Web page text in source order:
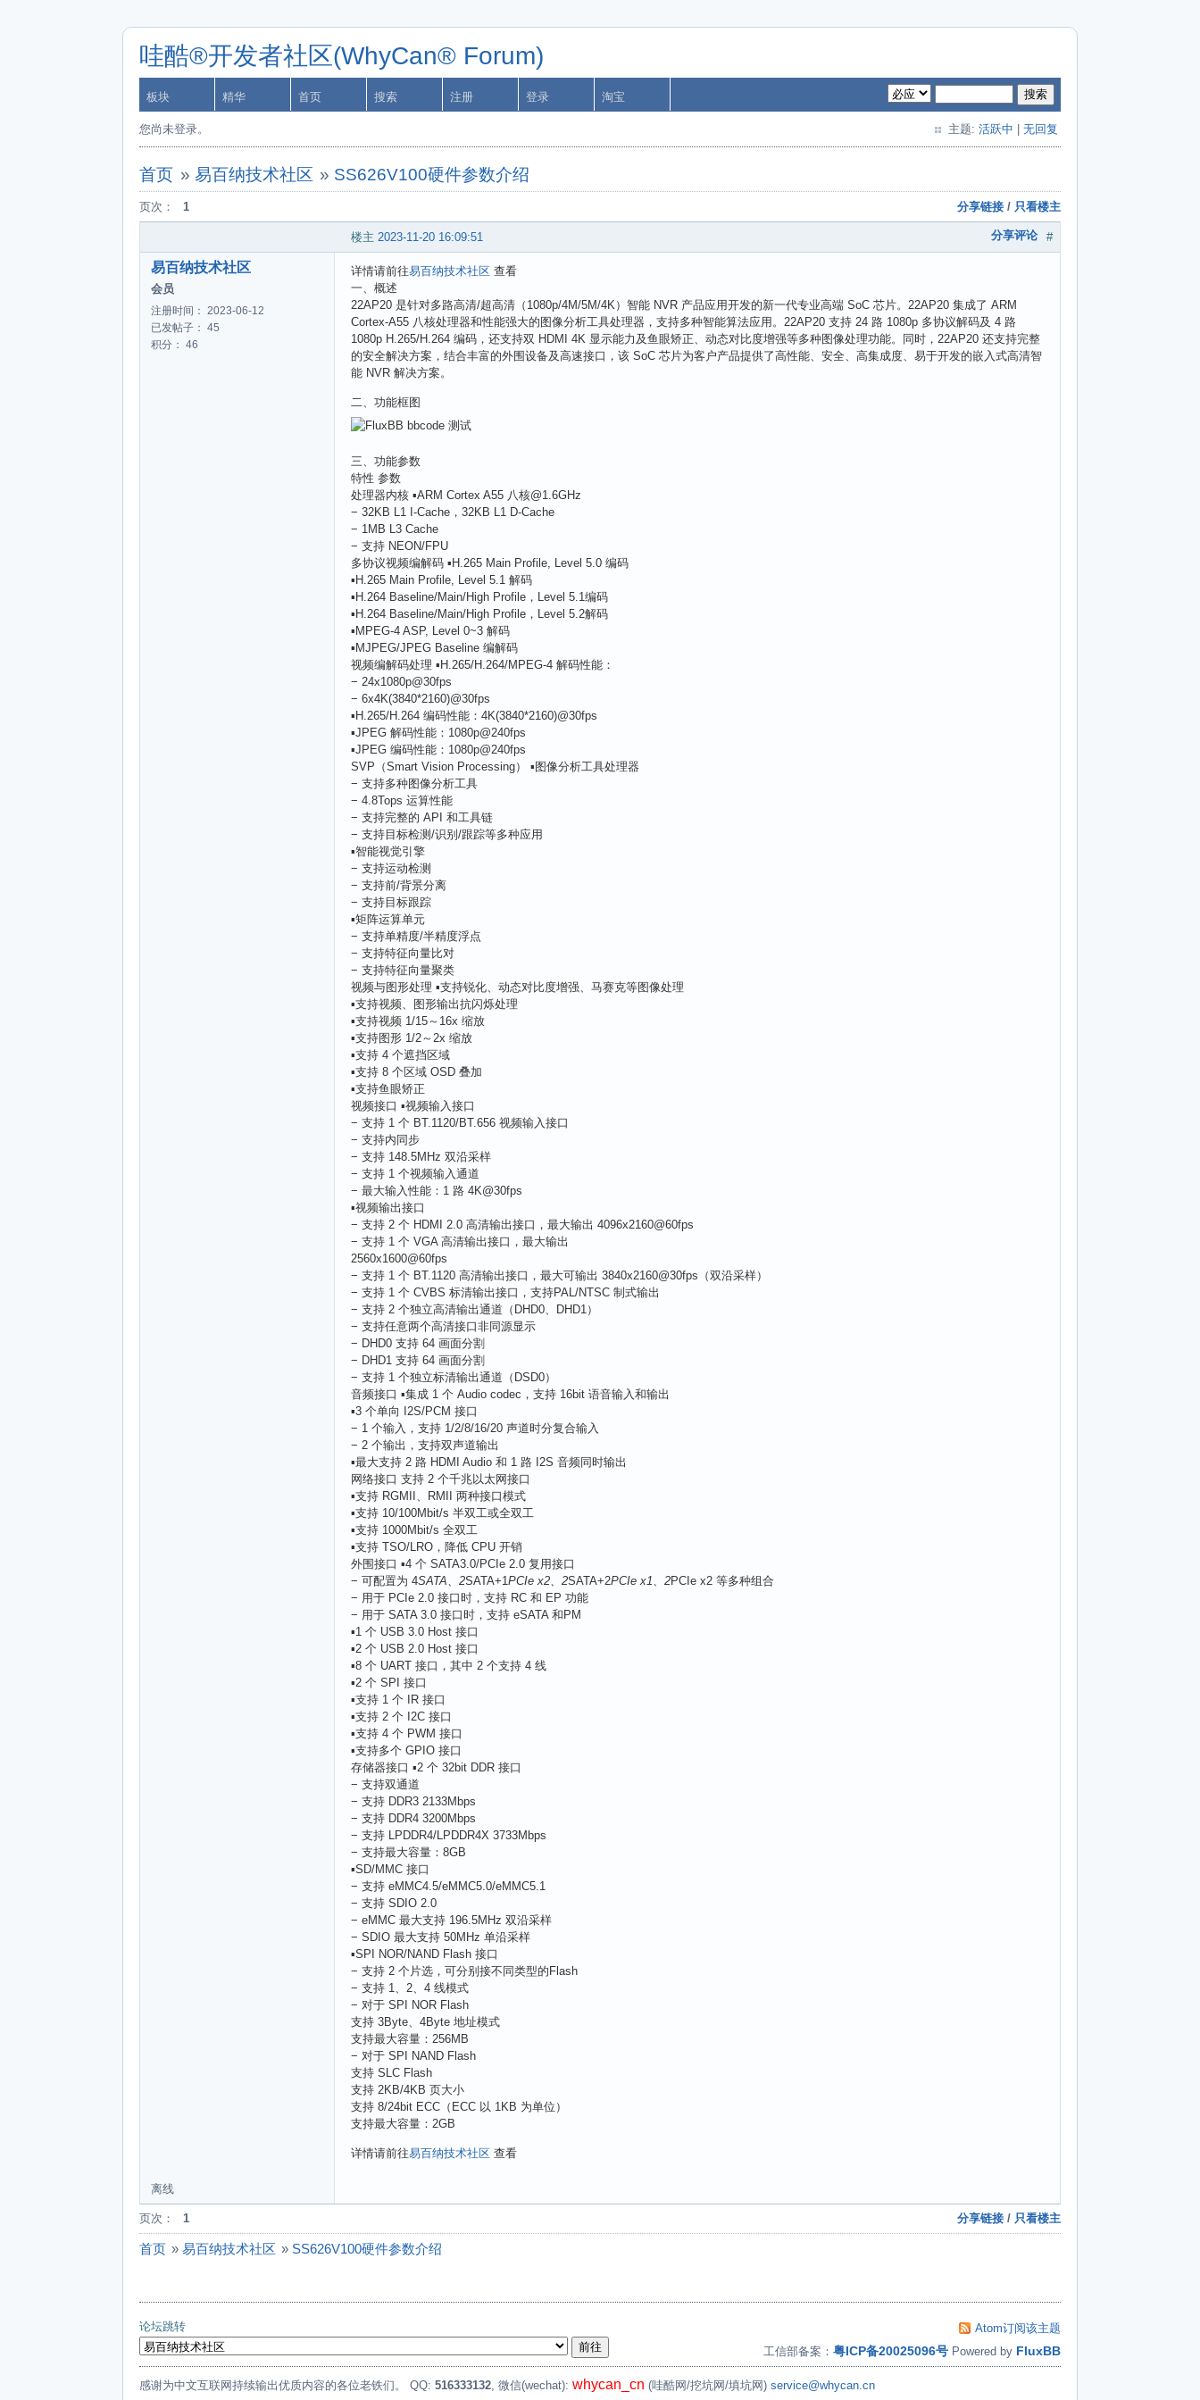
哇酷®开发者社区(WhyCan® Forum)
板块 精华 首页 搜索 注册 登录 淘宝 搜索
您尚未登录。 主题: 活跃中 无回复
首页 » 易百纳技术社区 » SS626V100硬件参数介绍
页次： 1 分享链接 / 只看楼主
楼主 #
2023-11-20 16:09:51 分享评论
易百纳技术社区
会员
注册时间： 2023-06-12
已发帖子： 45
积分： 46
详情请前往易百纳技术社区 查看
一、概述
22AP20 是针对多路高清/超高清（1080p/4M/5M/4K）智能 NVR 产品应用开发的新一代专业高端 SoC 芯片。22AP20 集成了 ARM
Cortex-A55 八核处理器和性能强大的图像分析工具处理器，支持多种智能算法应用。22AP20 支持 24 路 1080p 多协议解码及 4 路
1080p H.265/H.264 编码，还支持双 HDMI 4K 显示能力及鱼眼矫正、动态对比度增强等多种图像处理功能。同时，22AP20 还支持完整
的安全解决方案，结合丰富的外围设备及高速接口，该 SoC 芯片为客户产品提供了高性能、安全、高集成度、易于开发的嵌入式高清智
能 NVR 解决方案。
二、功能框图
三、功能参数
特性 参数
处理器内核 ▪ARM Cortex A55 八核@1.6GHz
− 32KB L1 I-Cache，32KB L1 D-Cache
− 1MB L3 Cache
− 支持 NEON/FPU
多协议视频编解码 ▪H.265 Main Profile, Level 5.0 编码
▪H.265 Main Profile, Level 5.1 解码
▪H.264 Baseline/Main/High Profile，Level 5.1编码
▪H.264 Baseline/Main/High Profile，Level 5.2解码
▪MPEG-4 ASP, Level 0~3 解码
▪MJPEG/JPEG Baseline 编解码
视频编解码处理 ▪H.265/H.264/MPEG-4 解码性能：
− 24x1080p@30fps
− 6x4K(3840*2160)@30fps
▪H.265/H.264 编码性能：4K(3840*2160)@30fps
▪JPEG 解码性能：1080p@240fps
▪JPEG 编码性能：1080p@240fps
SVP（Smart Vision Processing） ▪图像分析工具处理器
− 支持多种图像分析工具
− 4.8Tops 运算性能
− 支持完整的 API 和工具链
− 支持目标检测/识别/跟踪等多种应用
▪智能视觉引擎
− 支持运动检测
− 支持前/背景分离
− 支持目标跟踪
▪矩阵运算单元
− 支持单精度/半精度浮点
− 支持特征向量比对
− 支持特征向量聚类
视频与图形处理 ▪支持锐化、动态对比度增强、马赛克等图像处理
▪支持视频、图形输出抗闪烁处理
▪支持视频 1/15～16x 缩放
▪支持图形 1/2～2x 缩放
▪支持 4 个遮挡区域
▪支持 8 个区域 OSD 叠加
▪支持鱼眼矫正
视频接口 ▪视频输入接口
− 支持 1 个 BT.1120/BT.656 视频输入接口
− 支持内同步
− 支持 148.5MHz 双沿采样
− 支持 1 个视频输入通道
− 最大输入性能：1 路 4K@30fps
▪视频输出接口
− 支持 2 个 HDMI 2.0 高清输出接口，最大输出 4096x2160@60fps
− 支持 1 个 VGA 高清输出接口，最大输出
2560x1600@60fps
− 支持 1 个 BT.1120 高清输出接口，最大可输出 3840x2160@30fps（双沿采样）
− 支持 1 个 CVBS 标清输出接口，支持PAL/NTSC 制式输出
− 支持 2 个独立高清输出通道（DHD0、DHD1）
− 支持任意两个高清接口非同源显示
− DHD0 支持 64 画面分割
− DHD1 支持 64 画面分割
− 支持 1 个独立标清输出通道（DSD0）
音频接口 ▪集成 1 个 Audio codec，支持 16bit 语音输入和输出
▪3 个单向 I2S/PCM 接口
− 1 个输入，支持 1/2/8/16/20 声道时分复合输入
− 2 个输出，支持双声道输出
▪最大支持 2 路 HDMI Audio 和 1 路 I2S 音频同时输出
网络接口 支持 2 个千兆以太网接口
▪支持 RGMII、RMII 两种接口模式
▪支持 10/100Mbit/s 半双工或全双工
▪支持 1000Mbit/s 全双工
▪支持 TSO/LRO，降低 CPU 开销
外围接口 ▪4 个 SATA3.0/PCIe 2.0 复用接口
− 可配置为 4SATA、2SATA+1 PCIe x2、2SATA+2PCIe x1、2PCIe x2 等多种组合
− 用于 PCIe 2.0 接口时，支持 RC 和 EP 功能
− 用于 SATA 3.0 接口时，支持 eSATA 和PM
▪1 个 USB 3.0 Host 接口
▪2 个 USB 2.0 Host 接口
▪8 个 UART 接口，其中 2 个支持 4 线
▪2 个 SPI 接口
▪支持 1 个 IR 接口
▪支持 2 个 I2C 接口
▪支持 4 个 PWM 接口
▪支持多个 GPIO 接口
存储器接口 ▪2 个 32bit DDR 接口
− 支持双通道
− 支持 DDR3 2133Mbps
− 支持 DDR4 3200Mbps
− 支持 LPDDR4/LPDDR4X 3733Mbps
− 支持最大容量：8GB
▪SD/MMC 接口
− 支持 eMMC4.5/eMMC5.0/eMMC5.1
− 支持 SDIO 2.0
− eMMC 最大支持 196.5MHz 双沿采样
− SDIO 最大支持 50MHz 单沿采样
▪SPI NOR/NAND Flash 接口
− 支持 2 个片选，可分别接不同类型的Flash
− 支持 1、2、4 线模式
− 对于 SPI NOR Flash
支持 3Byte、4Byte 地址模式
支持最大容量：256MB
− 对于 SPI NAND Flash
支持 SLC Flash
支持 2KB/4KB 页大小
支持 8/24bit ECC（ECC 以 1KB 为单位）
支持最大容量：2GB
详情请前往易百纳技术社区 查看
离线
页次： 1 分享链接 / 只看楼主
首页 » 易百纳技术社区 » SS626V100硬件参数介绍
论坛跳转
Atom订阅该主题
工信部备案： 粤ICP备20025096号 Powered by FluxBB
感谢为中文互联网持续输出优质内容的各位老铁们。 QQ: 516333132 , 微信(wechat): whycan_cn (哇酷网/挖坑网/填坑网) service@whycan.cn